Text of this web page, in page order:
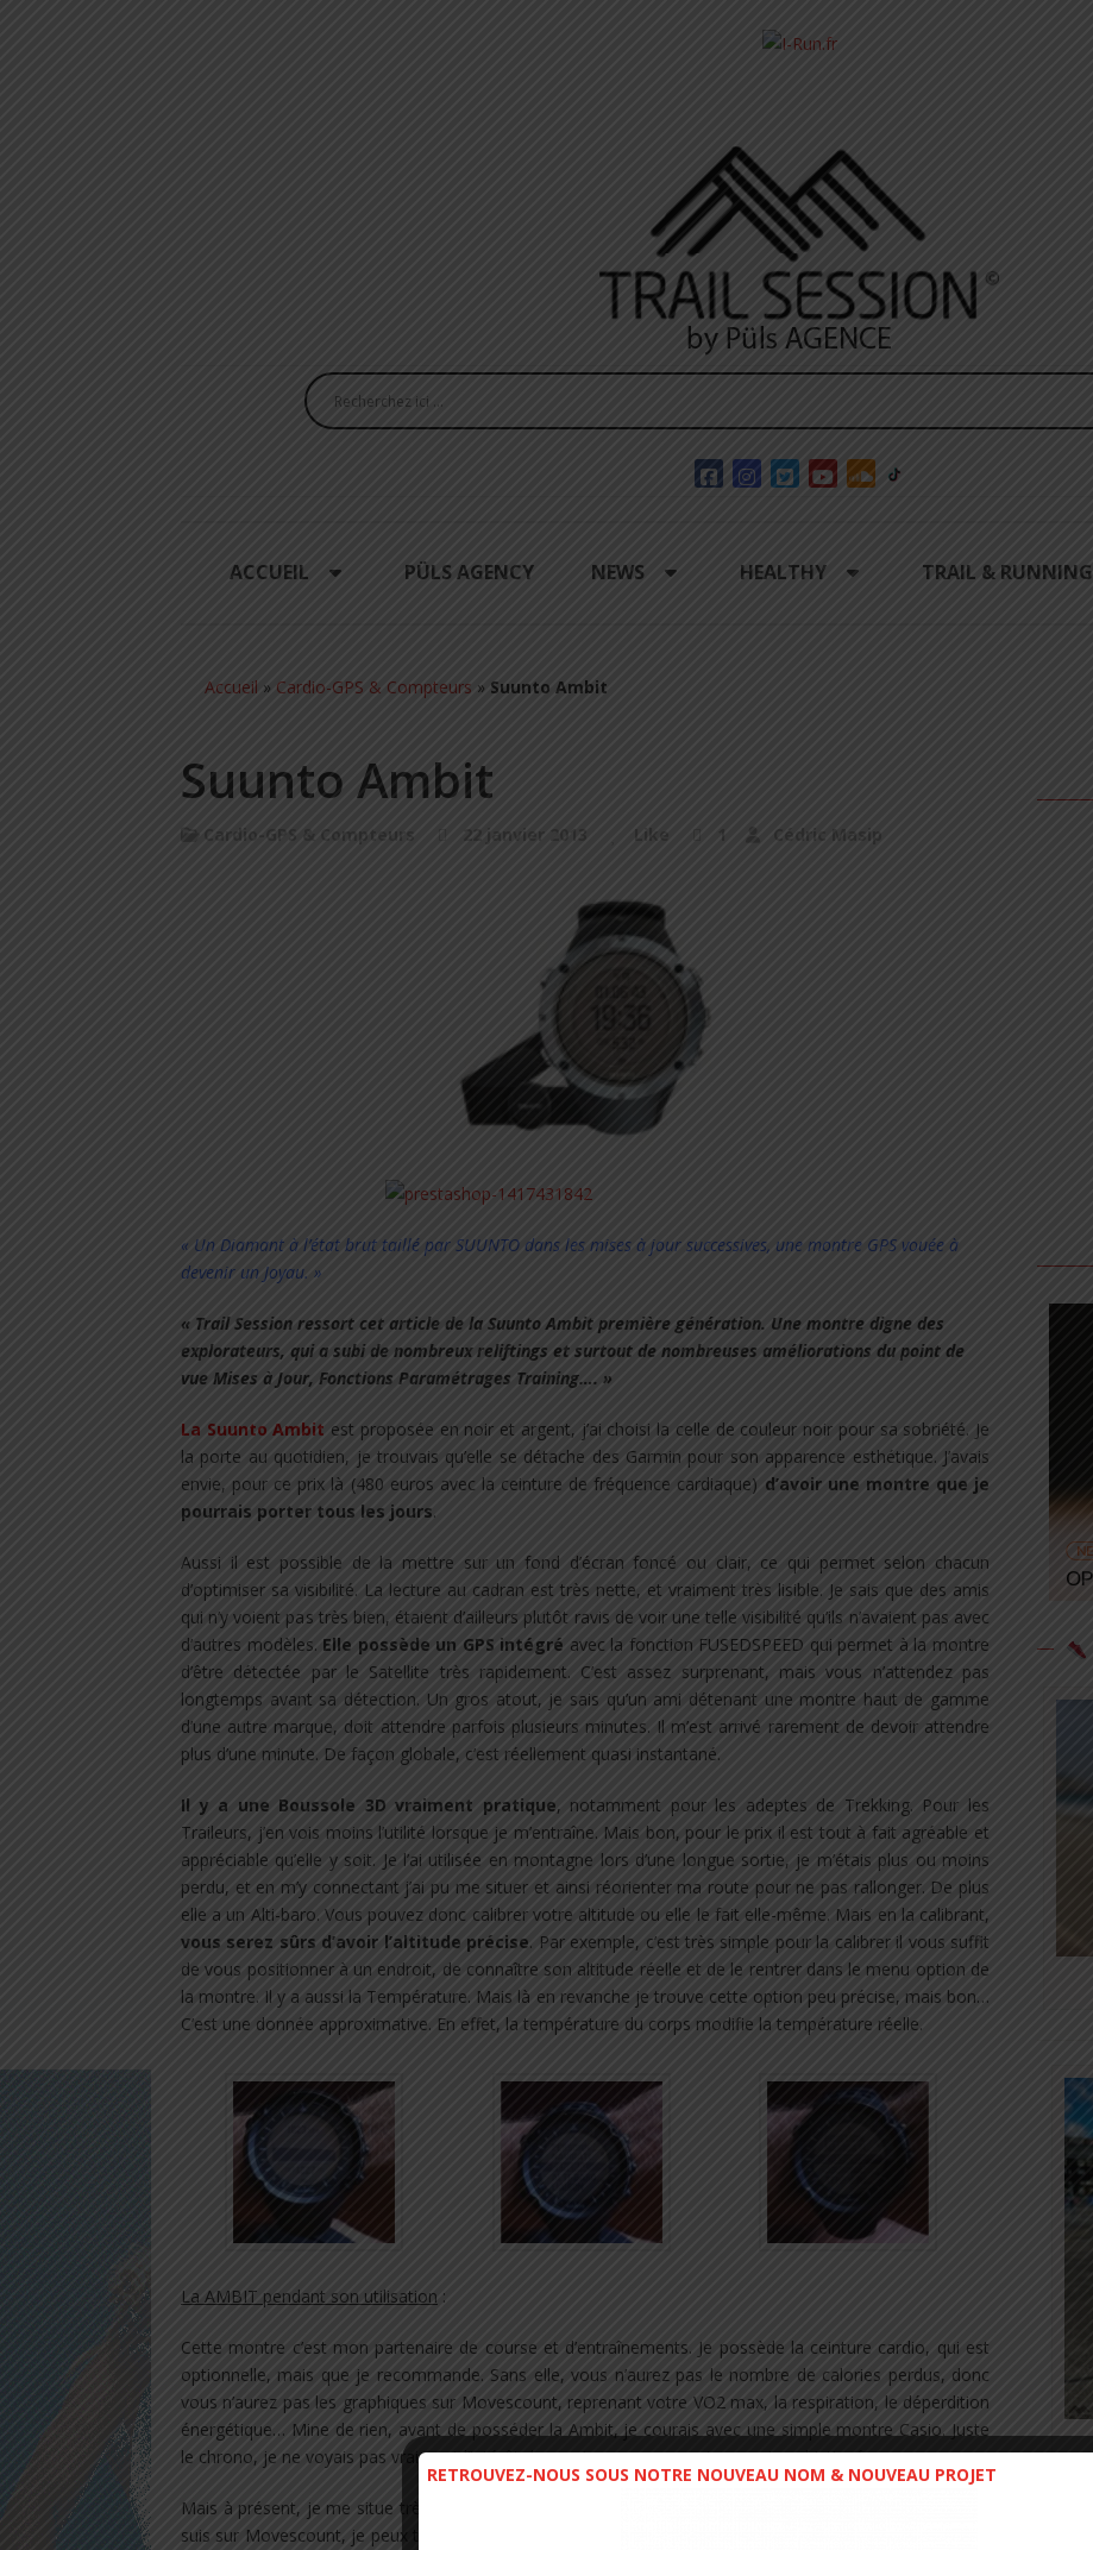
ACCUEIL PÜLS AGENCY NEWS HEALTHY TRAIL & RUNNING
Accueil » Cardio-GPS & Compteurs » Suunto Ambit
Suunto Ambit
Cardio-GPS & Compteurs 22 janvier 2013 Like 1 Cédric Masip
« Un Diamant à l’état brut taillé par SUUNTO dans les mises à jour successives, une montre GPS vouée à
devenir un Joyau. »
« Trail Session ressort cet article de la Suunto Ambit première génération. Une montre digne des
explorateurs, qui a subi de nombreux reliftings et surtout de nombreuses améliorations du point de
vue Mises à Jour, Fonctions Paramétrages Training…. »
La Suunto Ambit est proposée en noir et argent, j’ai choisi la celle de couleur noir pour sa sobriété. Je
la porte au quotidien, je trouvais qu’elle se détache des Garmin pour son apparence esthétique. J’avais
envie, pour ce prix là (480 euros avec la ceinture de fréquence cardiaque) d’avoir une montre que je
pourrais porter tous les jours.
Aussi il est possible de la mettre sur un fond d’écran foncé ou clair, ce qui permet selon chacun
d’optimiser sa visibilité. La lecture au cadran est très nette, et vraiment très lisible. Je sais que des amis
qui n’y voient pas très bien, étaient d’ailleurs plutôt ravis de voir une telle visibilité qu’ils n’avaient pas avec
d’autres modèles. Elle possède un GPS intégré avec la fonction FUSEDSPEED qui permet à la montre
d’être détectée par le Satellite très rapidement. C’est assez surprenant, mais vous n’attendez pas
longtemps avant sa détection. Un gros atout, je sais qu’un ami détenant une montre haut de gamme
d’une autre marque, doit attendre parfois plusieurs minutes. Il m’est arrivé rarement de devoir attendre
plus d’une minute. De façon globale, c’est réellement quasi instantané.
Il y a une Boussole 3D vraiment pratique, notamment pour les adeptes de Trekking. Pour les
Traileurs, j’en vois moins l’utilité lorsque je m’entraîne. Mais bon, pour le prix il est tout à fait agréable et
appréciable qu’elle y soit. Je l’ai utilisée en montagne lors d’une longue sortie, je m’étais plus ou moins
perdu, et en m’y connectant j’ai pu me situer et ainsi réorienter ma route pour ne pas rallonger. De plus
elle a un Alti-baro. Vous pouvez donc calibrer votre altitude ou elle le fait elle-même. Mais en la calibrant,
vous serez sûrs d’avoir l’altitude précise. Par exemple, c’est très simple pour la calibrer il vous suffit
de vous positionner à un endroit, de connaître son altitude réelle et de le rentrer dans le menu option de
la montre. Il y a aussi la Température. Mais là en revanche je trouve cette option peu précise, mais bon…
C’est une donnée approximative. En effet, la température du corps modifie la température réelle.
La AMBIT pendant son utilisation :
​Cette montre c’est mon partenaire de course et d’entraînements. Je possède la ceinture cardio, qui est
optionnelle, mais que je recommande. Sans elle, vous n’aurez pas le nombre de calories perdus, donc
vous n’aurez pas les graphiques sur Movescount, reprenant votre VO2 max, la respiration, le déperdition
énergétique… Mine de rien, avant de posséder la Ambit, je courais avec une simple montre Casio. Juste
le chrono, je ne voyais pas vraiment l’intérêt de courir avec une montre aussi sophistiquée.
Mais à présent, je me situe très bien pendant mes entraînements, et lorsque je connecte ma montre et
suis sur Movescount, je peux très facilement analyser ma sortie, mon exercice. Pendant que je cours, le
RETROUVEZ-NOUS SOUS NOTRE NOUVEAU NOM & NOUVEAU PROJET